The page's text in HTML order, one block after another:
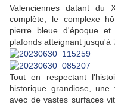
Valenciennes datant du
complète, le complexe
pierre bleue d'époque
plafonds atteignant jusqu'à
Tout en respectant
historique grandiose,
avec de vastes surfaces